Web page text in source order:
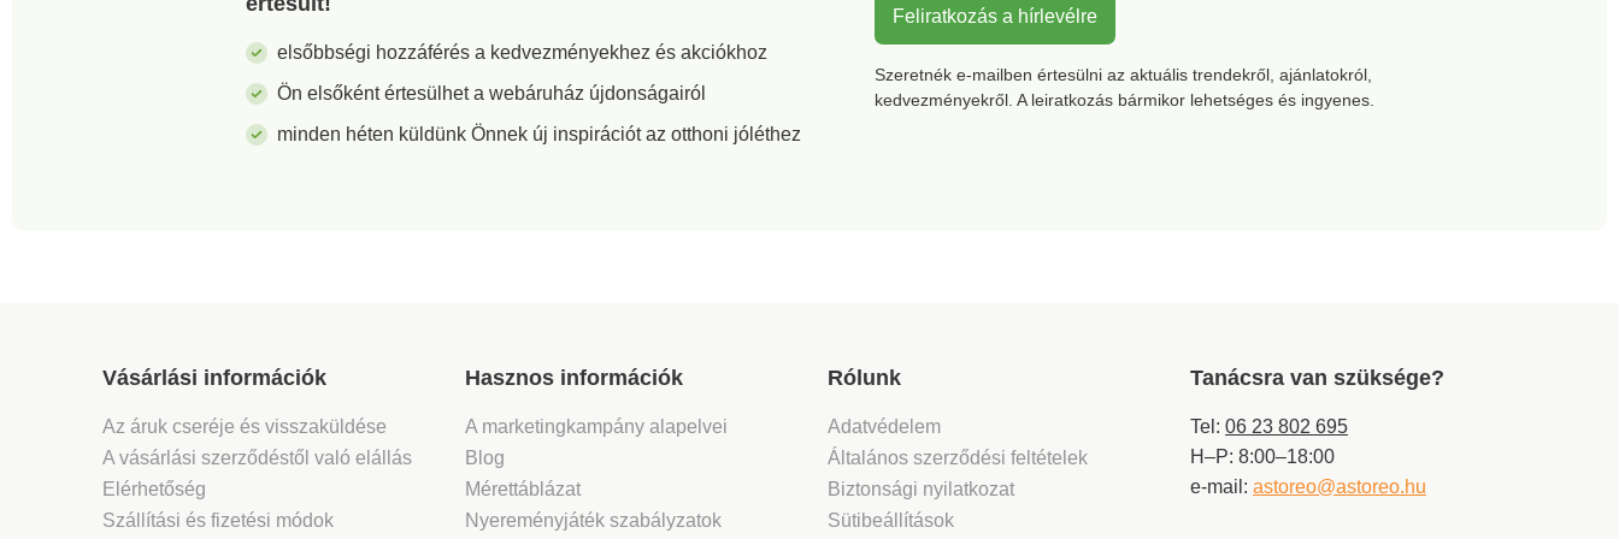
Grillezőfelület 42,5 x 26
cm Magasság 36,5 cm
elsőbbségi hozzáférés a kedvezményekhez és akciókhoz
Ön elsőként értesülhet a webáruház újdonságairól
minden héten küldünk Önnek új inspirációt az otthoni jóléthez
Feliratkozás a hírlevélre
Szeretnék e-mailben értesülni az aktuális trendekről, ajánlatokról,
kedvezményekről. A leiratkozás bármikor lehetséges és ingyenes.
Vásárlási információk
Az áruk cseréje és visszaküldése
A vásárlási szerződéstől való elállás
Elérhetőség
Szállítási és fizetési módok
Hasznos információk
A marketingkampány alapelvei
Blog
Mérettáblázat
Nyereményjáték szabályzatok
Rólunk
Adatvédelem
Általános szerződési feltételek
Biztonsági nyilatkozat
Sütibeállítások
Tanácsra van szüksége?
Tel: 06 23 802 695
H–P: 8:00–18:00
e-mail: astoreo@astoreo.hu